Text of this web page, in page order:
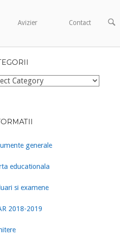
Avizier Contact
generale
educationala
si examene
2018-2019